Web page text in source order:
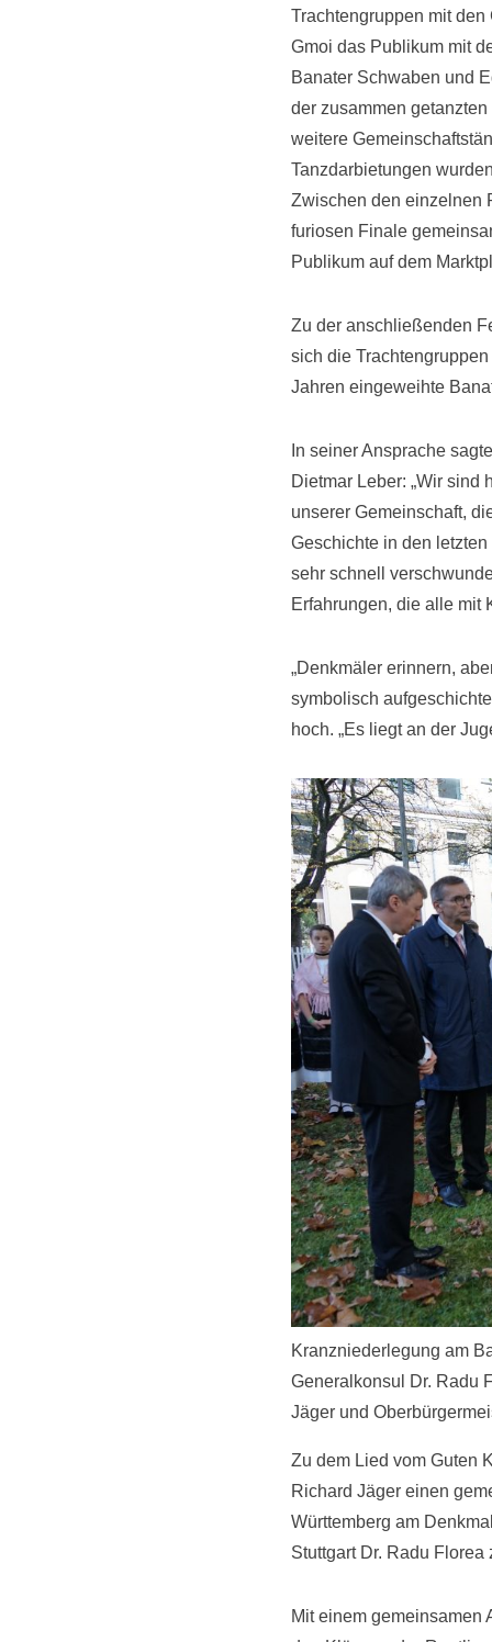
Trachtengruppen mit den
Gmoi das Publikum mit
Banater Schwaben und
der zusammen
weitere
Tanzdarbietungen
Zwischen den einzelnen
furiosen Finale
Publikum auf dem
Zu der anschließenden
sich die
Jahren eingeweihte
In seiner Ansprache
Dietmar Leber: „Wir sind
unserer Gemeinschaft,
Geschichte in den
sehr schnell
Erfahrungen, die alle mit
„Denkmäler erinnern,
symbolisch
hoch. „Es liegt an der
Kranzniederlegung am
Generalkonsul Dr. Radu
Jäger und
Zu dem Lied vom Guten
Richard Jäger einen
Württemberg am
Stuttgart Dr. Radu
Mit einem gemeinsamen